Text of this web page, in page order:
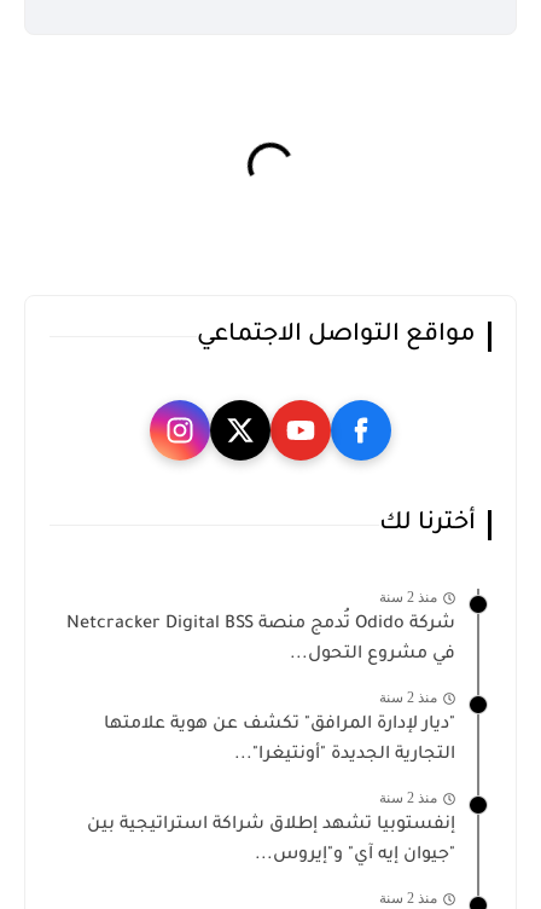
مواقع التواصل الاجتماعي
أخترنا لك
منذ 2 سنة
شركة Odido تُدمج منصة Netcracker Digital BSS
في مشروع التحول...
منذ 2 سنة
"ديار لإدارة المرافق" تكشف عن هوية علامتها
التجارية الجديدة "أونتيغرا"...
منذ 2 سنة
إنفستوبيا تشهد إطلاق شراكة استراتيجية بين
"جيوان إيه آي" و"إيروس...
منذ 2 سنة